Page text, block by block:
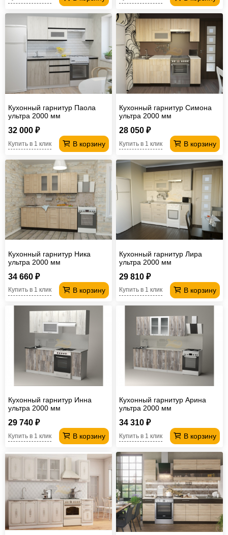
Кухонный гарнитур Паола
ультра 2000 мм
32 000 ₽
В корзину
Купить в 1 клик
Кухонный гарнитур Симона
ультра 2000 мм
28 050 ₽
В корзину
Купить в 1 клик
Кухонный гарнитур Ника
ультра 2000 мм
34 660 ₽
В корзину
Купить в 1 клик
Кухонный гарнитур Лира
ультра 2000 мм
29 810 ₽
В корзину
Купить в 1 клик
Кухонный гарнитур Инна
ультра 2000 мм
29 740 ₽
В корзину
Купить в 1 клик
Кухонный гарнитур Арина
ультра 2000 мм
34 310 ₽
В корзину
Купить в 1 клик